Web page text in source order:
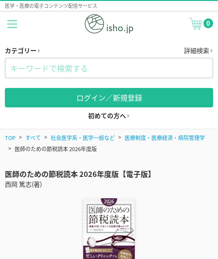
医学・医療の電子コンテンツ配信サービス
0
カテゴリー 詳細検索
ログイン／新規登録
初めての方へ
TOP すべて 社会医学系・医学一般など
医療制度・医療経済・病院管理学
医師のための節税読本 2026年度版
医師のための節税読本 2026年度版【電子版】
西岡 篤志(著)